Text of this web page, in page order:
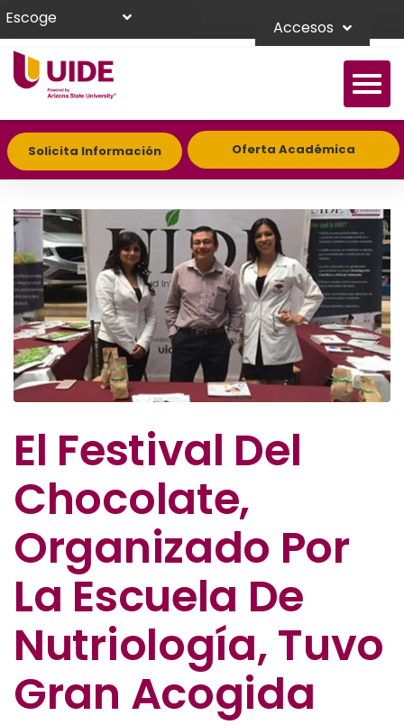
Escoge Accesos
Solicita Información Oferta Académica
El Festival Del
Chocolate,
Organizado Por
La Escuela De
Nutriología, Tuvo
Gran Acogida